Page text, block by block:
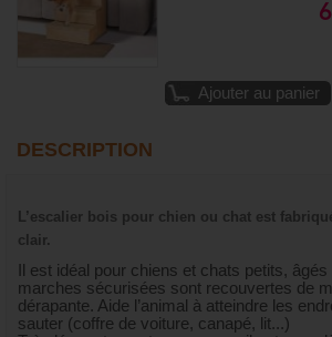
Ajouter au panier
DESCRIPTION
L’escalier bois pour chien ou chat est
clair.
Il est idéal pour chiens et chats petits,
marches sécurisées sont recouvertes de
dérapante. Aide l’animal à atteindre les
sauter (coffre de voiture, canapé, lit...)